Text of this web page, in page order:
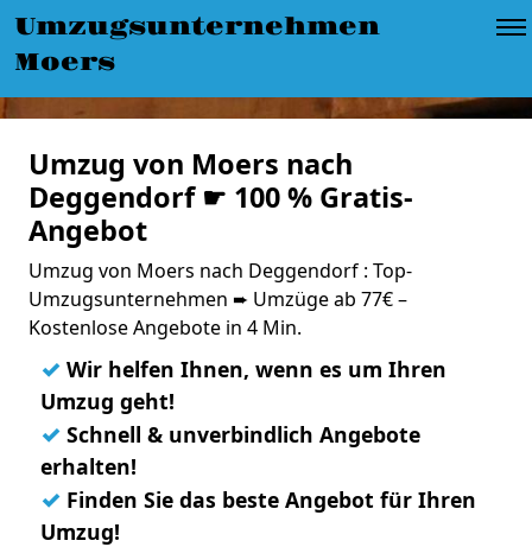
Umzugsunternehmen
Moers
Umzug von Moers nach
Deggendorf ☛ 100 % Gratis-
Angebot
Umzug von Moers nach Deggendorf : Top-
Umzugsunternehmen ➨ Umzüge ab 77€ –
Kostenlose Angebote in 4 Min.
✓ Wir helfen Ihnen, wenn es um Ihren
Umzug geht!
✓ Schnell & unverbindlich Angebote
erhalten!
✓ Finden Sie das beste Angebot für Ihren
Umzug!